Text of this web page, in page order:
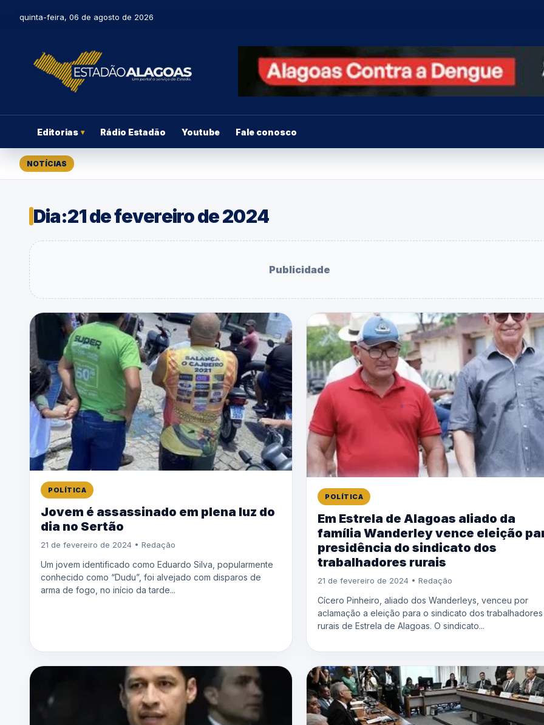
quinta-feira, 06 de agosto de 2026
Editorias ▾ Rádio Estadão Youtube Fale conosco
NOTÍCIAS
Dia:21 de fevereiro de 2024
Publicidade
POLÍTICA
Jovem é assassinado em plena luz do
dia no Sertão
21 de fevereiro de 2024 • Redação
Um jovem identificado como Eduardo Silva, popularmente
conhecido como “Dudu”, foi alvejado com disparos de
arma de fogo, no início da tarde...
POLÍTICA
Em Estrela de Alagoas aliado da
família Wanderley vence eleição
presidência do sindicato dos
trabalhadores rurais
21 de fevereiro de 2024 • Redação
Cícero Pinheiro, aliado dos Wanderleys, venceu por
aclamação a eleição para o sindicato dos trabalhadores
rurais de Estrela de Alagoas. O sindicato...